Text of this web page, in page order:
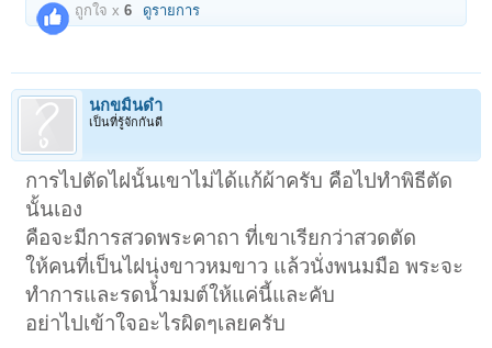
ถูกใจ x6 ดูรายการ
นกขมิ้นดำ
เป็นที่รู้จักกันดี
การไปตัดไฝนั้นเขาไม่ได้แก้ผ้าครับ คือไปทำพิธีตัด
นั้นเอง
คือจะมีการสวดพระคาถา ที่เขาเรียกว่าสวดตัด
ให้คนที่เป็นไฝนุ่งขาวหมขาว แล้วนั่งพนมมือ พระจะ
ทำการและรดน้ำมมต์ให้แค่นี้และคับ
อย่าไปเข้าใจอะไรผิดๆเลยครับ